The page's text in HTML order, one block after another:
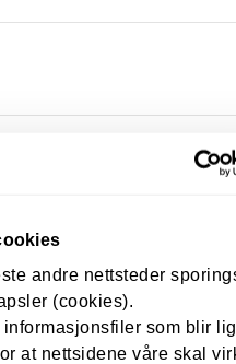
andre nettsteder
(cookies).
som blir
at nettsidene våre skal